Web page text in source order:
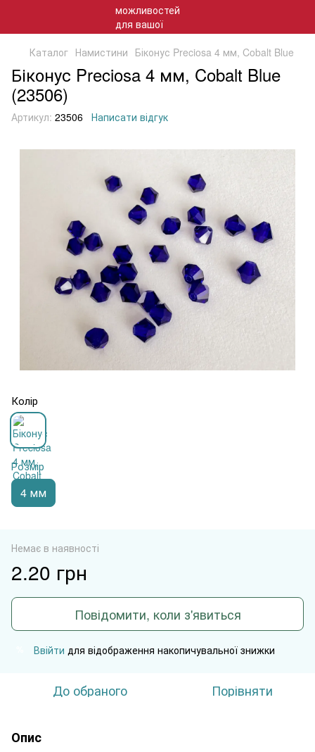
Каталог Намистини Біконус Preciosa 4 мм, Cobalt Blue
Біконус Preciosa 4 мм, Cobalt Blue
(23506)
Артикул: 23506 Написати відгук
Колір
Розмір
4 мм
Немає в наявності
2.20 грн
Повідомити, коли з'явиться
Ввійти для відображення накопичувальної знижки
До обраного Порівняти
Опис